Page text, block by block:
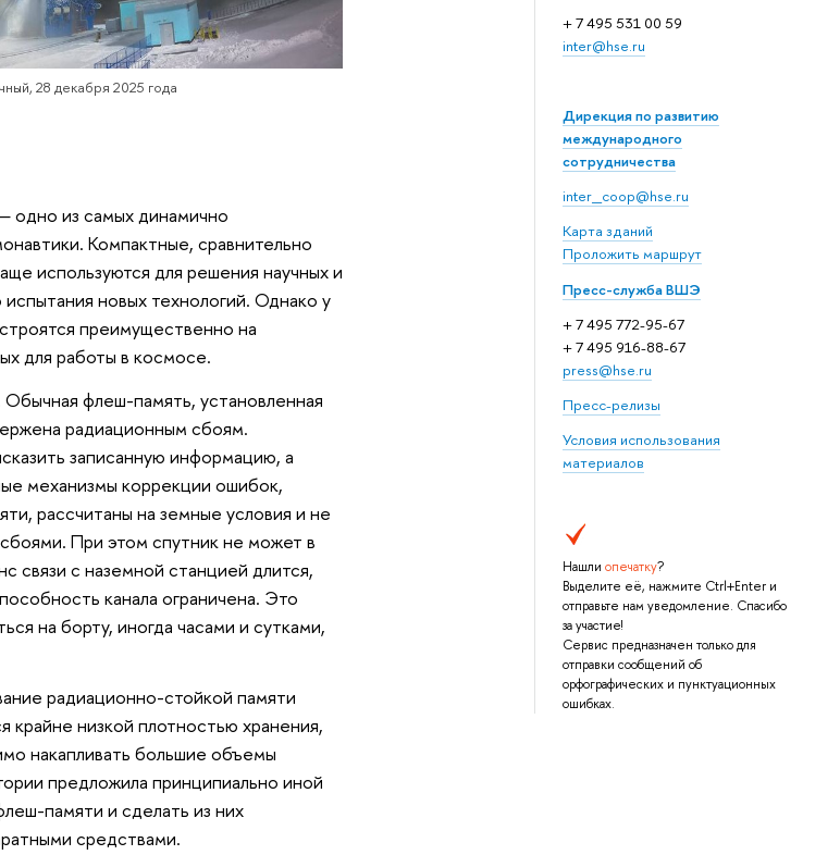
+ 7 495 531 00 59
inter@hse.ru
Дирекция по развитию
международного
сотрудничества
inter_coop@hse.ru
Карта зданий
Проложить маршрут
Пресс-служба ВШЭ
+ 7 495 772-95-67
+ 7 495 916-88-67
press@hse.ru
Пресс-релизы
Условия использования
материалов
Нашли опечатку?
Выделите её, нажмите Ctrl+Enter и
отправьте нам уведомление. Спасибо
за участие!
Сервис предназначен только для
отправки сообщений об
орфографических и пунктуационных
ошибках.
28 декабря 2025 года
одно из самых динамично
Компактные, сравнительно
используются для решения научных и
новых технологий. Однако у
преимущественно на
для работы в космосе.
флеш-память, установленная
радиационным сбоям.
записанную информацию, а
механизмы коррекции ошибок,
рассчитаны на земные условия и не
При этом спутник не может в
с наземной станцией длится,
канала ограничена. Это
на борту, иногда часами и сутками,
радиационно-стойкой памяти
крайне низкой плотностью хранения,
накапливать большие объемы
предложила принципиально иной
памяти и сделать из них
средствами.